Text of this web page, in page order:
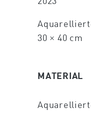
30 × 40 cm
MATERIAL